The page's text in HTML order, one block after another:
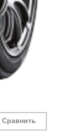
Сравнить